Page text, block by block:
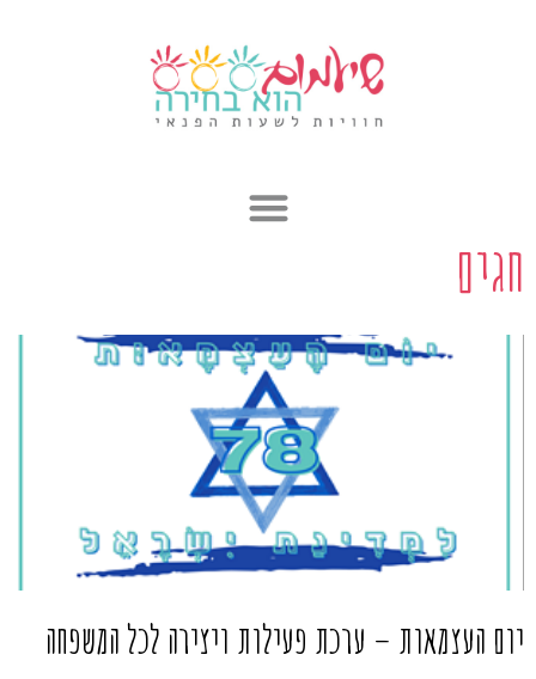
חגים
יום העצמאות – ערכת פעילות ויצירה לכל המשפחה
עמודעמודעמוד